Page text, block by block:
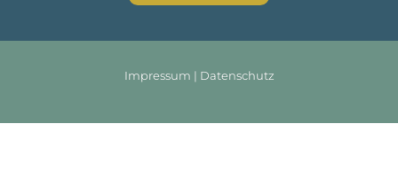
Impressum | Datenschutz